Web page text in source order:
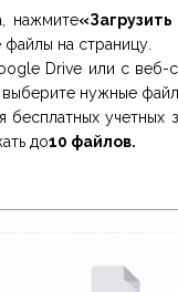
нажмите
на страницу.
Drive или с
нужные
учетных
до10 файлов.